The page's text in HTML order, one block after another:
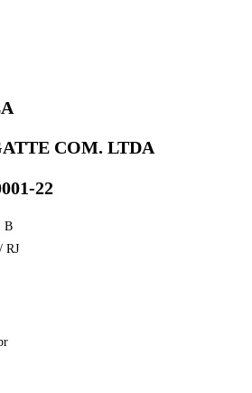
COM. LTDA
22
B
RJ